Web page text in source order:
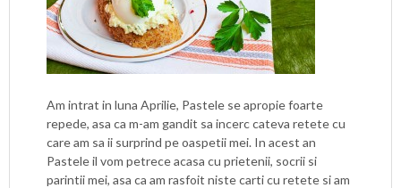
Am intrat in luna Aprilie, Pastele se apropie foarte
repede, asa ca m-am gandit sa incerc cateva retete cu
care am sa ii surprind pe oaspetii mei. In acest an
Pastele il vom petrece acasa cu prietenii, socrii si
parintii mei, asa ca am rasfoit niste carti cu retete si am